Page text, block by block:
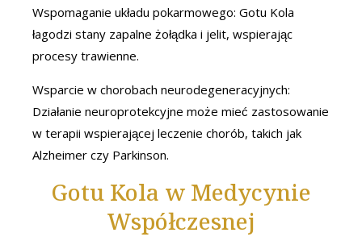
Wspomaganie układu pokarmowego: Gotu Kola
łagodzi stany zapalne żołądka i jelit, wspierając
procesy trawienne.
Wsparcie w chorobach neurodegeneracyjnych:
Działanie neuroprotekcyjne może mieć zastosowanie
w terapii wspierającej leczenie chorób, takich jak
Alzheimer czy Parkinson.
Gotu Kola w Medycynie
Współczesnej